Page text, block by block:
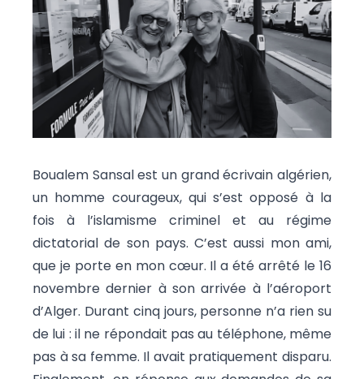
Boualem Sansal est un grand écrivain algérien,
un homme courageux, qui s’est opposé à la
fois à l’islamisme criminel et au régime
dictatorial de son pays. C’est aussi mon ami,
que je porte en mon cœur. Il a été arrêté le 16
novembre dernier à son arrivée à l’aéroport
d’Alger. Durant cinq jours, personne n’a rien su
de lui : il ne répondait pas au téléphone, même
pas à sa femme. Il avait pratiquement disparu.